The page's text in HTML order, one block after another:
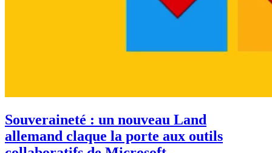
Souveraineté : un nouveau Land
allemand claque la porte aux outils